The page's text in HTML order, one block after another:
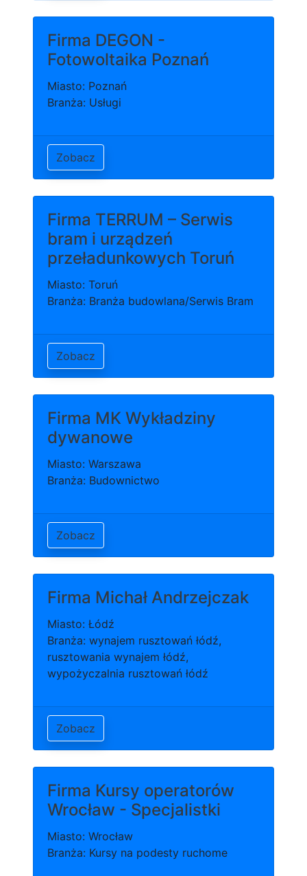
Firma DEGON -
Fotowoltaika Poznań
Miasto: Poznań
Branża: Usługi
Zobacz
Firma TERRUM – Serwis
bram i urządzeń
przeładunkowych Toruń
Miasto: Toruń
Branża: Branża budowlana/Serwis Bram
Zobacz
Firma MK Wykładziny
dywanowe
Miasto: Warszawa
Branża: Budownictwo
Zobacz
Firma Michał Andrzejczak
Miasto: Łódź
Branża: wynajem rusztowań łódź,
rusztowania wynajem łódź,
wypożyczalnia rusztowań łódź
Zobacz
Firma Kursy operatorów
Wrocław - Specjalistki
Miasto: Wrocław
Branża: Kursy na podesty ruchome